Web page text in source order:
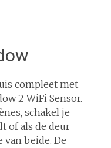
compleet met
2 WiFi Sensor.
schakel je
of als de deur
van beide. De